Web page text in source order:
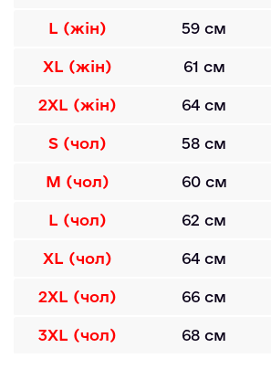
L (жін) 59 см
XL (жін) 61 см
2XL (жін) 64 см
S (чол) 58 см
M (чол) 60 см
L (чол) 62 см
XL (чол) 64 см
2XL (чол) 66 см
3XL (чол) 68 см